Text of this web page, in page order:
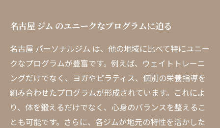
名古屋 ジム のユニークなプログラムに迫る
名古屋 パーソナルジム は、他の地域に比べて特にユニー
クなプログラムが豊富です。例えば、ウェイトトレーニ
ングだけでなく、ヨガやピラティス、個別の栄養指導を
組み合わせたプログラムが形成されています。これによ
り、体を鍛えるだけでなく、心身のバランスを整えるこ
とも可能です。さらに、各ジムが地元の特性を活かした